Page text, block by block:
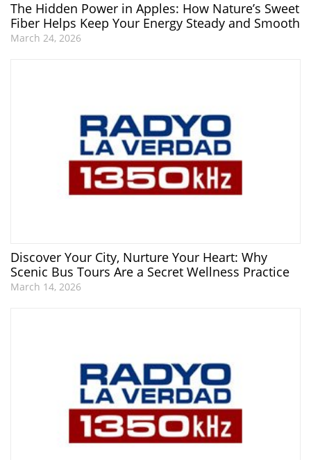
The Hidden Power in Apples: How Nature’s Sweet
Fiber Helps Keep Your Energy Steady and Smooth
March 24, 2026
Discover Your City, Nurture Your Heart: Why
Scenic Bus Tours Are a Secret Wellness Practice
March 14, 2026